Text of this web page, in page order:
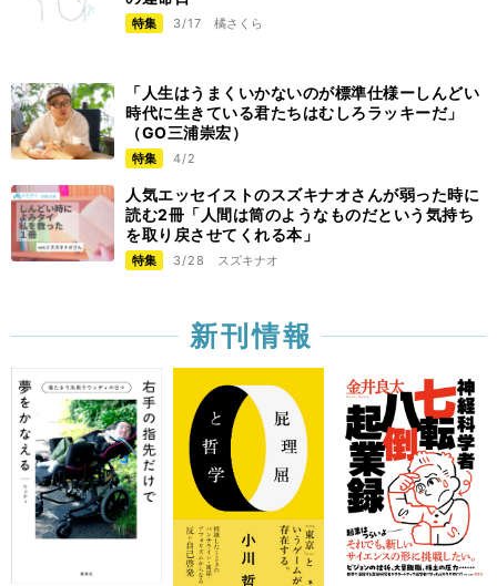
特集 3/17 橘さくら
「人生はうまくいかないのが標準仕様ーしんどい
時代に生きている君たちはむしろラッキーだ」
（GO三浦崇宏）
特集 4/2
人気エッセイストのスズキナオさんが弱った時に
読む2冊「人間は筒のようなものだという気持ち
を取り戻させてくれる本」
特集 3/28 スズキナオ
新刊情報